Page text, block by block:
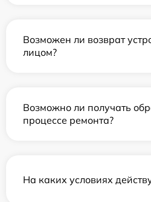
Возможен ли возврат
лицом?
Возможно ли получать
процессе ремонта?
На каких условиях